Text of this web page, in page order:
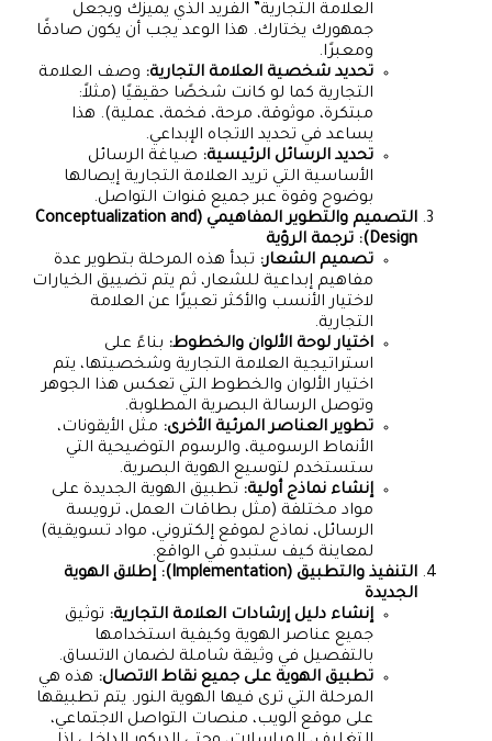
العلامة التجارية” الفريد الذي يميزك ويجعل
جمهورك يختارك. هذا الوعد يجب أن يكون صادقًا
ومعبرًا.
تحديد شخصية العلامة التجارية: وصف العلامة
التجارية كما لو كانت شخصًا حقيقيًا (مثلاً:
مبتكرة، موثوقة، مرحة، فخمة، عملية). هذا
يساعد في تحديد الاتجاه الإبداعي.
تحديد الرسائل الرئيسية: صياغة الرسائل
الأساسية التي تريد العلامة التجارية إيصالها
بوضوح وقوة عبر جميع قنوات التواصل.
التصميم والتطوير المفاهيمي (Conceptualization and
Design): ترجمة الرؤية
تصميم الشعار: تبدأ هذه المرحلة بتطوير عدة
مفاهيم إبداعية للشعار، ثم يتم تضييق الخيارات
لاختيار الأنسب والأكثر تعبيرًا عن العلامة
التجارية.
اختيار لوحة الألوان والخطوط: بناءً على
استراتيجية العلامة التجارية وشخصيتها، يتم
اختيار الألوان والخطوط التي تعكس هذا الجوهر
وتوصل الرسالة البصرية المطلوبة.
تطوير العناصر المرئية الأخرى: مثل الأيقونات،
الأنماط الرسومية، والرسوم التوضيحية التي
ستستخدم لتوسيع الهوية البصرية.
إنشاء نماذج أولية: تطبيق الهوية الجديدة على
مواد مختلفة (مثل بطاقات العمل، ترويسة
الرسائل، نماذج لموقع إلكتروني، مواد تسويقية)
لمعاينة كيف ستبدو في الواقع.
التنفيذ والتطبيق (Implementation): إطلاق الهوية
الجديدة
إنشاء دليل إرشادات العلامة التجارية: توثيق
جميع عناصر الهوية وكيفية استخدامها
بالتفصيل في وثيقة شاملة لضمان الاتساق.
تطبيق الهوية على جميع نقاط الاتصال: هذه هي
المرحلة التي ترى فيها الهوية النور. يتم تطبيقها
على موقع الويب، منصات التواصل الاجتماعي،